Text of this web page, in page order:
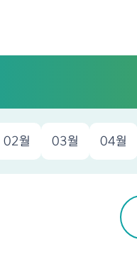
02월 03월 04월